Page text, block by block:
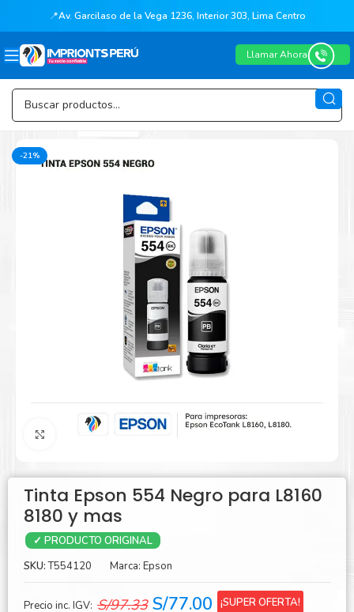
📍Av. Garcilaso de la Vega 1236, Interior 303, Lima Centro
Llamar Ahora
-21%
Agrandar
Tinta Epson 554 Negro para L8160
8180 y mas
✓ PRODUCTO ORIGINAL
SKU:T554120 Marca: Epson
Precio inc. IGV: S/97.33 El
S/77.00 El
¡SUPER OFERTA!